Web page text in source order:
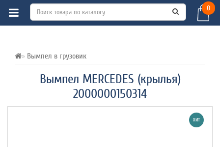
0
Вымпел в грузовик
Вымпел MERCEDES (крылья)
2000000150314
ВСЕ О ТОВАРЕ ХАРАКТЕРИСТИКИ
ХИТ